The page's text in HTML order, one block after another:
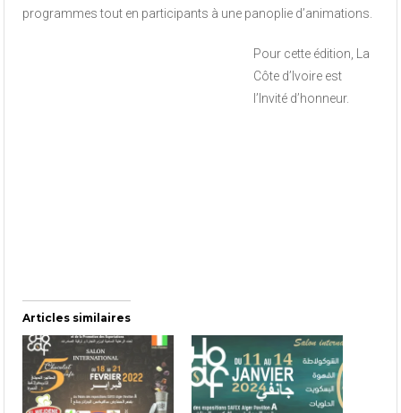
programmes tout en participants à une panoplie d’animations.
Pour cette édition, La
Côte d’Ivoire est
l’Invité d’honneur.
Articles similaires